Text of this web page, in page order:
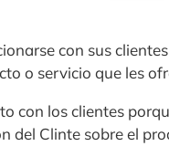
con sus
o servicio que les
con los clientes
del Clinte sobre el